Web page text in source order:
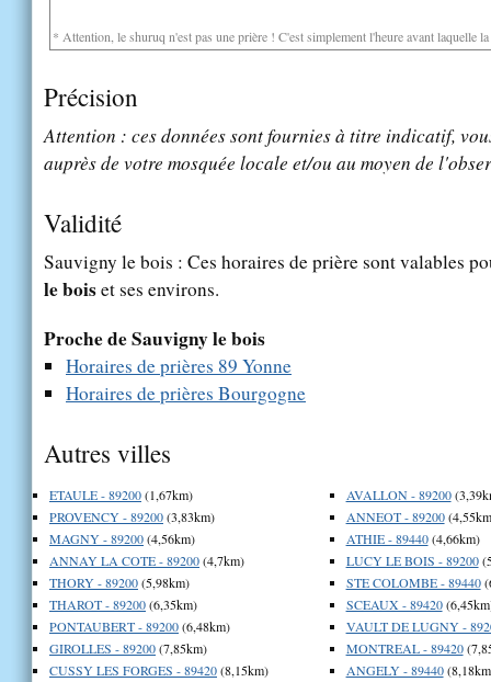
* Attention, le shuruq n'est pas une prière ! C'est simplement l'heure avant laquelle
Précision
Attention : ces données sont fournies à titre indicatif,
auprès de votre mosquée locale et/ou au moyen de
Validité
Sauvigny le bois : Ces horaires de prière sont valables
le boiset ses environs.
Proche de Sauvigny le bois
Horaires de prières 89 Yonne
Horaires de prières Bourgogne
Autres villes
ETAULE - 89200(1,67km)
PROVENCY - 89200(3,83km)
MAGNY - 89200(4,56km)
ANNAY LA COTE - 89200(4,7km)
THORY - 89200(5,98km)
THAROT - 89200(6,35km)
PONTAUBERT - 89200(6,48km)
GIROLLES - 89200(7,85km)
CUSSY LES FORGES - 89420(8,15km)
AVALLON - 89200
ANNEOT - 89200
ATHIE - 89440(4,66km)
LUCY LE BOIS - 89200
STE COLOMBE - 89440
SCEAUX - 89420
VAULT DE LUGNY -
MONTREAL - 89420
ANGELY - 89440